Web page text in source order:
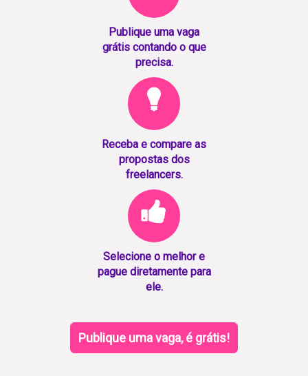
Publique uma vaga
grátis contando o que
precisa.
Receba e compare as
propostas dos
freelancers.
Selecione o melhor e
pague diretamente para
ele.
Publique uma vaga, é grátis!